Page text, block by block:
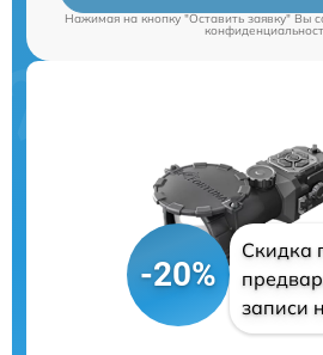
Нажимая на кнопку "Оставить заявку" Вы
-20%
Скидка
записи